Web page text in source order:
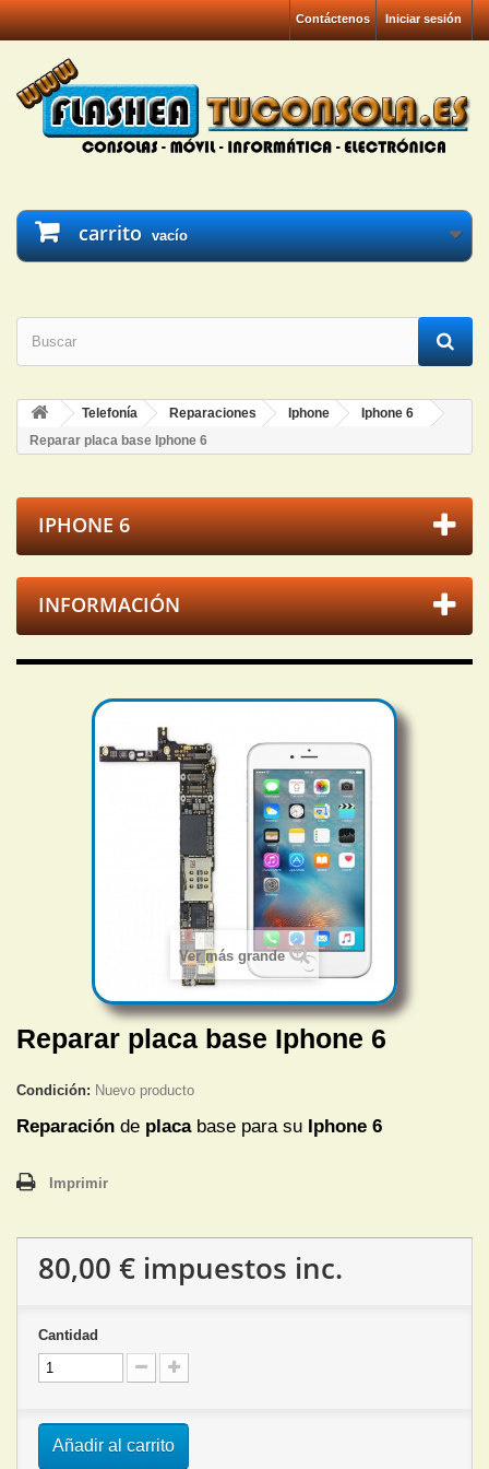
Iniciar sesión
Contáctenos
carrito vacío
Telefonía Reparaciones Iphone
Iphone 6
Reparar placa base Iphone 6
IPHONE 6
INFORMACIÓN
Ver más grande
Reparar placa base Iphone 6
Condición: Nuevo producto
Reparación de placabase para su Iphone 6
Imprimir
80,00 € impuestos inc.
Cantidad
Añadir al carrito